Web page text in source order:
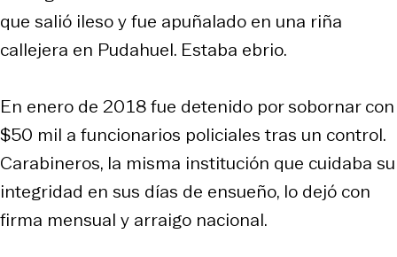
que salió ileso y fue apuñalado en una riña
callejera en Pudahuel. Estaba ebrio.
En enero de 2018 fue detenido por sobornar con
$50 mil a funcionarios policiales tras un control.
Carabineros, la misma institución que cuidaba su
integridad en sus días de ensueño, lo dejó con
firma mensual y arraigo nacional.